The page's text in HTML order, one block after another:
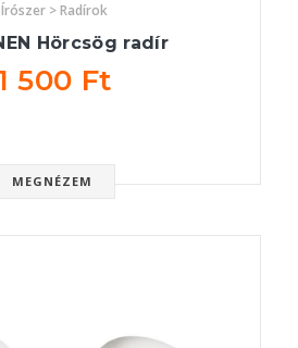
Írószer > Radírok
Hörcsög radír
500 Ft
MEGNÉZEM